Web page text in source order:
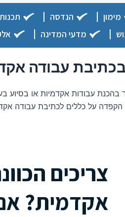
מימון הנדסה תכנות
מדעי המדינה
עבודה
עבודות אקדמיות או בסיוע
על כללים לכתיבת עבודה
צריכים
אקדמית?